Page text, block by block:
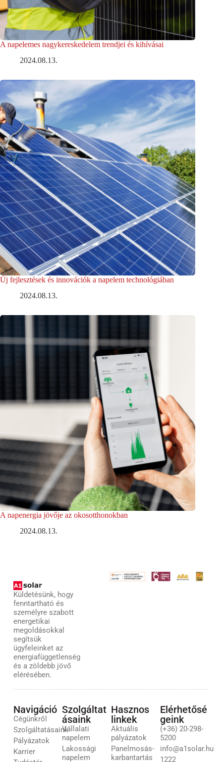
A napelemes nagykereskedelem trendjei és kihívásai
2024.08.13.
Új fejlesztések és innovációk a napelem technológiában
2024.08.13.
A napenergia jövője az okosotthonokban
2024.08.13.
Küldetésünk, hogy
fenntartható és
személyre szabott
energetikai
megoldásokkal
segítsük
ügyfeleinket az
energiafüggetlenség
és a zöldebb jövő
elérésében.
Navigáció
Cégünkről
Szolgáltatásaink
Pályázatok
Karrier
Szolgáltat
ásaink
Vállalati
napelem
Lakossági
napelem
Hasznos
linkek
Aktuális
pályázatok
Panelmosás-
karbantartás
Elérhetősé
geink
(+36) 20-298-
5200
info@a1solar.hu
1222